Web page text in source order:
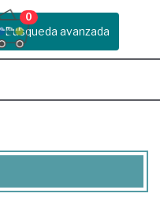
Busqueda avanzada
0